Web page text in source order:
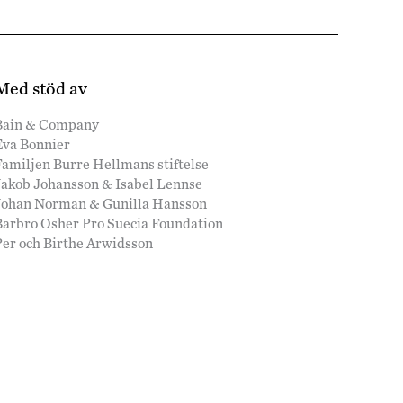
stöd av
& Company
Bonnier
Burre Hellmans stiftelse
Johansson & Isabel Lennse
Norman & Gunilla Hansson
Osher Pro Suecia Foundation
och Birthe Arwidsson